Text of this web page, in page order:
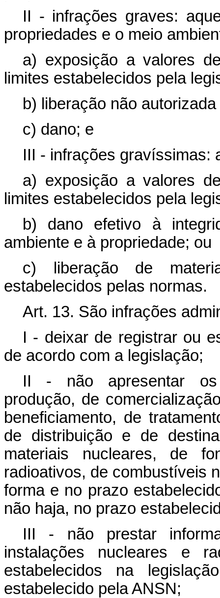
II - infrações graves:
propriedades e o meio
a) exposição a valores
limites estabelecidos pela
b) liberação não
c) dano; e
III - infrações gravíssimas:
a) exposição a valores
limites estabelecidos pela
b) dano efetivo à
ambiente e à propriedade; ou
c) liberação de
estabelecidos pelas normas.
Art. 13. São infrações
I - deixar de registrar ou
de acordo com a legislação;
II - não apresentar os
produção, de
beneficiamento, de
de distribuição e de
materiais nucleares, de
radioativos, de combustíveis
forma e no prazo
não haja, no prazo
III - não prestar
instalações nucleares e
estabelecidos na
estabelecido pela ANSN;